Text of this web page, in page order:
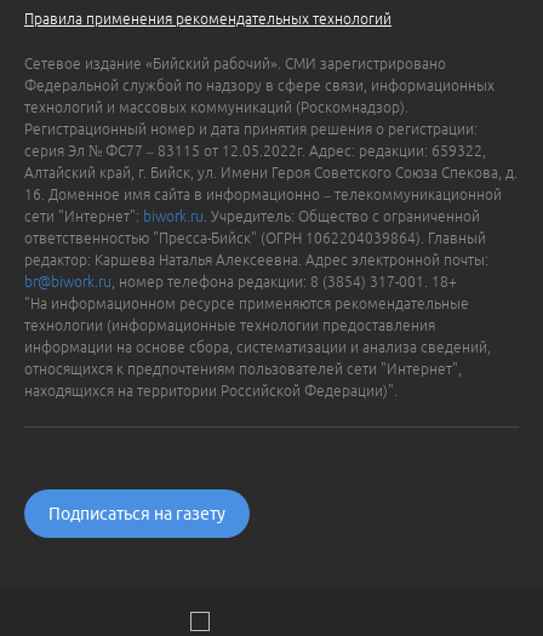
Правила применения рекомендательных технологий
Сетевое издание «Бийский рабочий». СМИ зарегистрировано
Федеральной службой по надзору в сфере связи, информационных
технологий и массовых коммуникаций (Роскомнадзор).
Регистрационный номер и дата принятия решения о регистрации:
серия Эл № ФС77 – 83115 от 12.05.2022г. Адрес: редакции: 659322,
Алтайский край, г. Бийск, ул. Имени Героя Советского Союза Спекова, д.
16. Доменное имя сайта в информационно – телекоммуникационной
сети "Интернет": biwork.ru . Учредитель: Общество с ограниченной
ответственностью "Пресса-Бийск" (ОГРН 1062204039864). Главный
редактор: Каршева Наталья Алексеевна. Адрес электронной почты:
br@biwork.ru , номер телефона редакции: 8 (3854) 317-001. 18+
"На информационном ресурсе применяются рекомендательные
технологии (информационные технологии предоставления
информации на основе сбора, систематизации и анализа сведений,
относящихся к предпочтениям пользователей сети "Интернет",
находящихся на территории Российской Федерации)".
Подписаться на газету